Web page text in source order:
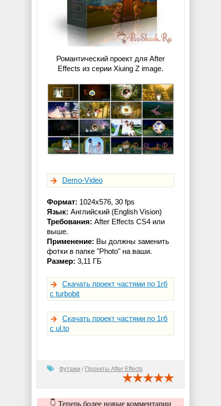
Романтический проект для After
Effects из серии Xiuing Z image.
Demo-Video
Формат: 1024x576, 30 fps
Язык: Английский (English Vision)
Требования: After Effects CS4 или
выше.
Применение: Вы должны заменить
фотки в папке "Photo" на ваши.
Размер: 3,11 ГБ
Скачать проект частями по 1гб
с turbobit
Скачать проект частями по 1гб
с ul.to
Футажи / Проекты After Effects
👇 Теперь более новые комментарии